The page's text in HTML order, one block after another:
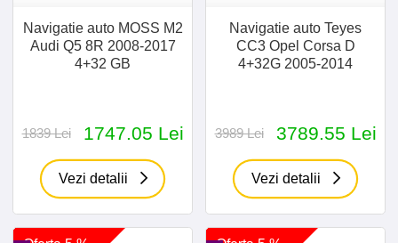
Navigatie auto MOSS M2
Audi Q5 8R 2008-2017
4+32 GB
1839 Lei 1747.05 Lei
Vezi detalii
Navigatie auto Teyes
CC3 Opel Corsa D
4+32G 2005-2014
3989 Lei 3789.55 Lei
Vezi detalii